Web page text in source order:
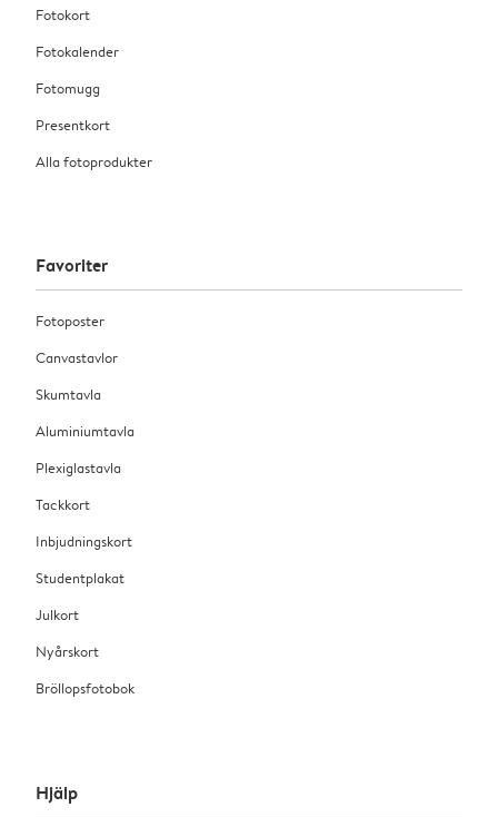
Fotokort
Fotokalender
Fotomugg
Presentkort
Alla fotoprodukter
Favoriter
Fotoposter
Canvastavlor
Skumtavla
Aluminiumtavla
Plexiglastavla
Tackkort
Inbjudningskort
Studentplakat
Julkort
Nyårskort
Bröllopsfotobok
Hjälp